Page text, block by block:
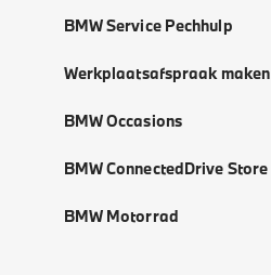
BMW Service Pechhulp
Werkplaatsafspraak maken
BMW Occasions
BMW ConnectedDrive Store
BMW Motorrad